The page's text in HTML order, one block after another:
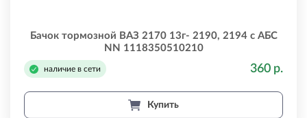
Бачок тормозной ВАЗ 2170 13г- 2190, 2194 с АБС
NN 1118350510210
наличие в сети 360 р.
Купить